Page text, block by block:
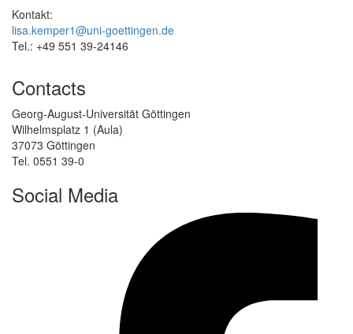
Kontakt:
lisa.kemper1@uni-goettingen.de
Tel.: +49 551 39-24146
Contacts
Georg-August-Universität Göttingen
Wilhelmsplatz 1 (Aula)
37073 Göttingen
Tel. 0551 39-0
Social Media